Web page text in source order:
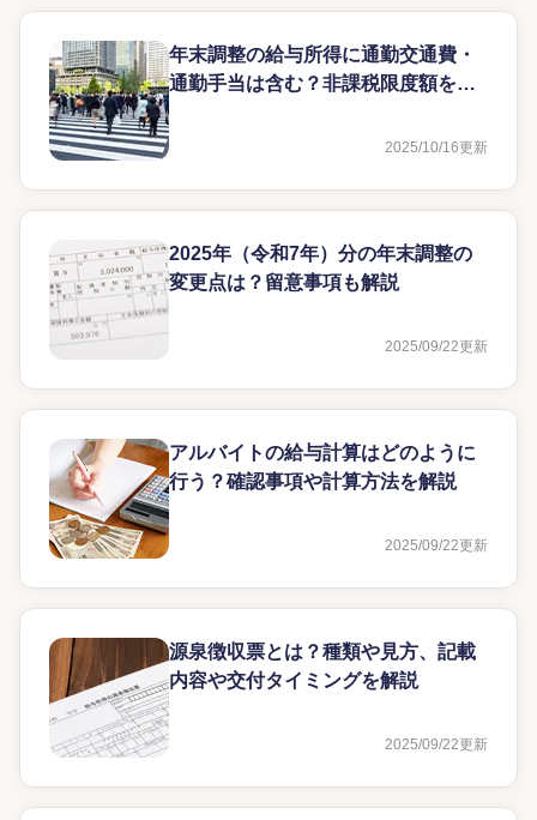
年末調整の給与所得に通勤交通費・
通勤手当は含む？非課税限度額を解
2025/10/16更新
2025年（令和7年）分の年末調整の
変更点は？留意事項も解説
2025/09/22更新
アルバイトの給与計算はどのように
行う？確認事項や計算方法を解説
2025/09/22更新
源泉徴収票とは？種類や見方、記載
内容や交付タイミングを解説
2025/09/22更新